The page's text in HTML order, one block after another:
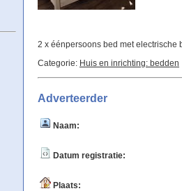
2 x éénpersoons bed met electrische
Categorie: Huis en inrichting: bedden
Adverteerder
Naam:
Datum registratie:
Plaats: